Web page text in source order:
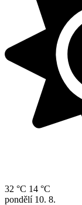
32 °C 14 °C
pondělí 10. 8.